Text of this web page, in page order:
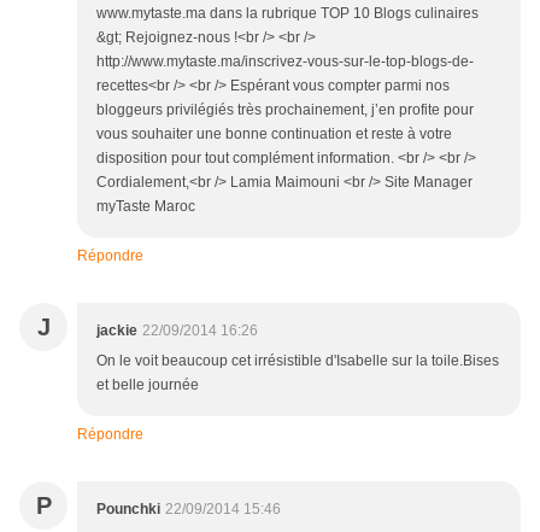
www.mytaste.ma dans la rubrique TOP 10 Blogs culinaires
&gt; Rejoignez-nous !<br /> <br />
http://www.mytaste.ma/inscrivez-vous-sur-le-top-blogs-de-
recettes<br /> <br /> Espérant vous compter parmi nos
bloggeurs privilégiés très prochainement, j’en profite pour
vous souhaiter une bonne continuation et reste à votre
disposition pour tout complément information. <br /> <br />
Cordialement,<br /> Lamia Maimouni <br /> Site Manager
myTaste Maroc
Répondre
J jackie 22/09/2014 16:26
On le voit beaucoup cet irrésistible d'Isabelle sur la toile.Bises
et belle journée
Répondre
P Pounchki 22/09/2014 15:46